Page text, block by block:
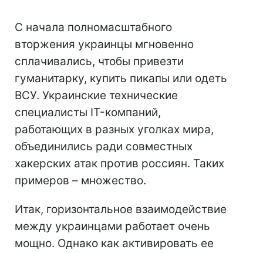
С начала полномасштабного
вторжения украинцы мгновенно
сплачивались, чтобы привезти
гуманитарку, купить пикапы или одеть
ВСУ. Украинские технические
специалисты IT-компаний,
работающих в разных уголках мира,
объединились ради совместных
хакерских атак против россиян. Таких
примеров – множество.
Итак, горизонтальное взаимодействие
между украинцами работает очень
мощно. Однако как активировать ее